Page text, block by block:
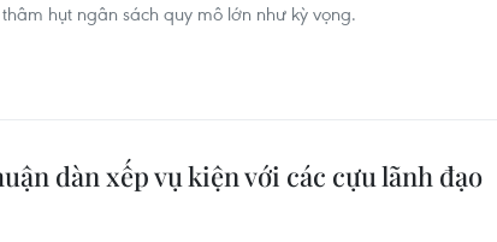
hụt ngân sách quy mô lớn như kỳ vọng.
dàn xếp vụ kiện với các cựu lãnh đạo